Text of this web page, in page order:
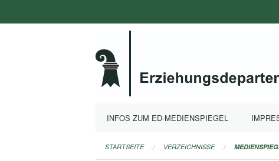
überspringen
INFOS ZUM ED-MEDIENSPIEGEL
STARTSEITE VERZEICHNISSE